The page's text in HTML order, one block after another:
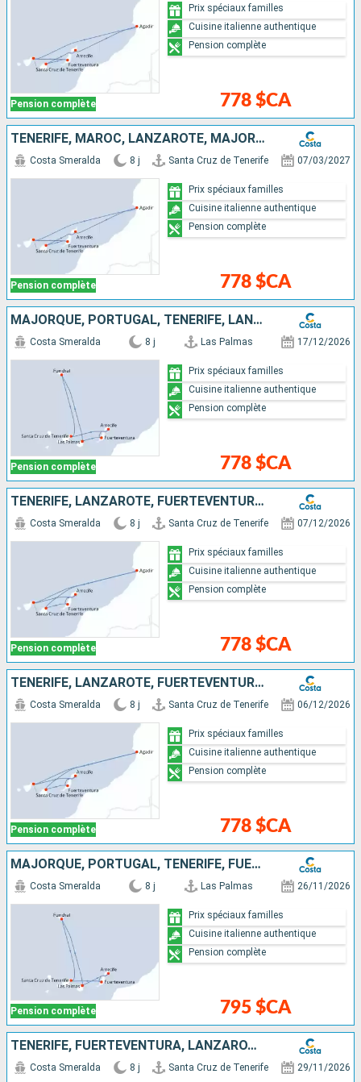
Pension complète 778 $CA
Prix spéciaux familles
Cuisine italienne authentique
Pension complète
TENERIFE, MAROC, LANZAROTE, MAJORQUE, FUERTEVENTURA
Pension complète
Costa Smeralda 8 j Santa Cruz de Tenerife 07/03/2027
778 $CA
Prix spéciaux familles
Cuisine italienne authentique
Pension complète
MAJORQUE, PORTUGAL, TENERIFE, LANZAROTE, FUERTEVENTURA
Pension complète
Costa Smeralda 8 j Las Palmas 17/12/2026
778 $CA
Prix spéciaux familles
Cuisine italienne authentique
Pension complète
TENERIFE, LANZAROTE, FUERTEVENTURA, MAJORQUE, MAROC
Pension complète
Costa Smeralda 8 j Santa Cruz de Tenerife 07/12/2026
778 $CA
Prix spéciaux familles
Cuisine italienne authentique
Pension complète
TENERIFE, LANZAROTE, FUERTEVENTURA, MAJORQUE, MAROC
Pension complète
Costa Smeralda 8 j Santa Cruz de Tenerife 06/12/2026
778 $CA
Prix spéciaux familles
Cuisine italienne authentique
Pension complète
MAJORQUE, PORTUGAL, TENERIFE, FUERTEVENTURA, LANZAROTE
Pension complète
Costa Smeralda 8 j Las Palmas 26/11/2026
795 $CA
Prix spéciaux familles
Cuisine italienne authentique
Pension complète
TENERIFE, FUERTEVENTURA, LANZAROTE, MAJORQUE, PORTUGAL
Costa Smeralda 8 j Santa Cruz de Tenerife 29/11/2026